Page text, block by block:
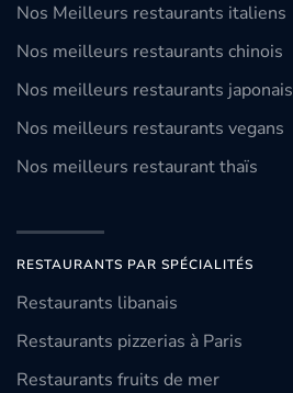
Nos Meilleurs restaurants italiens
Nos meilleurs restaurants chinois
Nos meilleurs restaurants japonais
Nos meilleurs restaurants vegans
Nos meilleurs restaurant thaïs
RESTAURANTS PAR SPÉCIALITÉS
Restaurants libanais
Restaurants pizzerias à Paris
Restaurants fruits de mer